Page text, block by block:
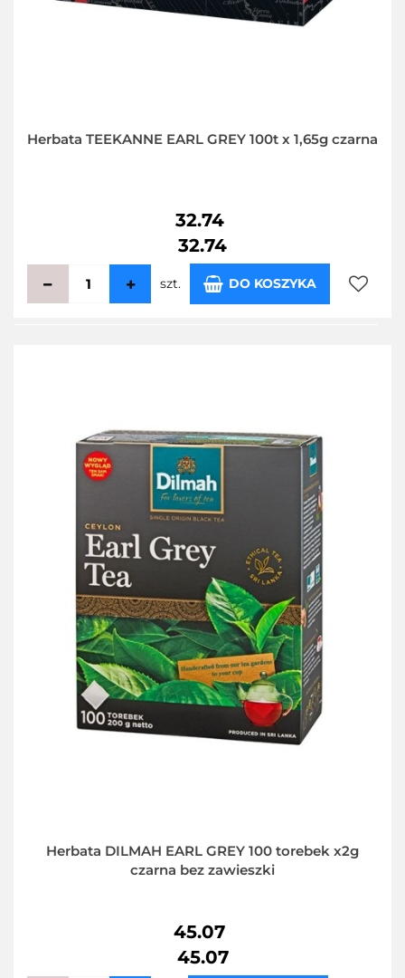
Herbata TEEKANNE EARL GREY 100t x 1,65g czarna
32.74
32.74
szt. DO KOSZYKA
Herbata DILMAH EARL GREY 100 torebek x2g
czarna bez zawieszki
45.07
45.07